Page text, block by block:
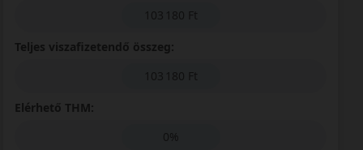
103 180 Ft
Teljes viszafizetendő összeg:
103 180 Ft
Elérhető THM:
0%